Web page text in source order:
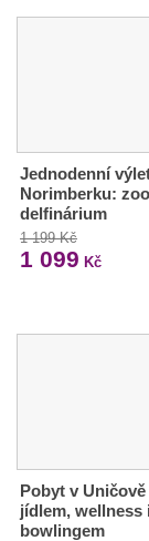
Jednodenní
Norimberku:
delfinárium
1 199 Kč
1 099 Kč
Pobyt v Uničově
jídlem, wellness i
bowlingem